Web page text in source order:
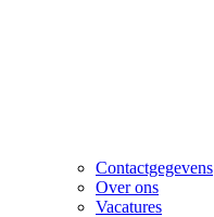
Contactgegevens
Over ons
Vacatures